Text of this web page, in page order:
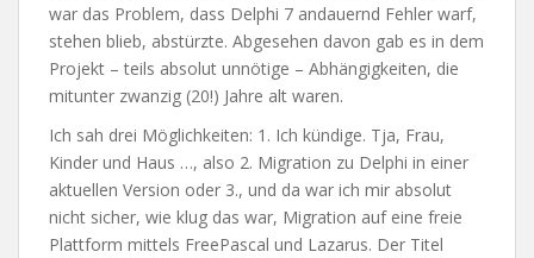
war das Problem, dass Delphi 7 andauernd Fehler warf,
stehen blieb, abstürzte. Abgesehen davon gab es in dem
Projekt – teils absolut unnötige – Abhängigkeiten, die
mitunter zwanzig (20!) Jahre alt waren.
Ich sah drei Möglichkeiten: 1. Ich kündige. Tja, Frau,
Kinder und Haus …, also 2. Migration zu Delphi in einer
aktuellen Version oder 3., und da war ich mir absolut
nicht sicher, wie klug das war, Migration auf eine freie
Plattform mittels FreePascal und Lazarus. Der Titel